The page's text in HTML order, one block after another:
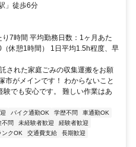
」徒歩6分
7時間 平均勤務日数：1ヶ月あた
休憩1時間） 1日平均1.5h程度、早
された家庭ごみの収集運搬をお願
市がメインです！ わからないこと
でも安心です。 難しい作業はあ
バイク通勤OK 学歴不問
車通勤OK
不問 未経験者歓迎
経験者歓迎
ンクOK 交通費支給
長期歓迎